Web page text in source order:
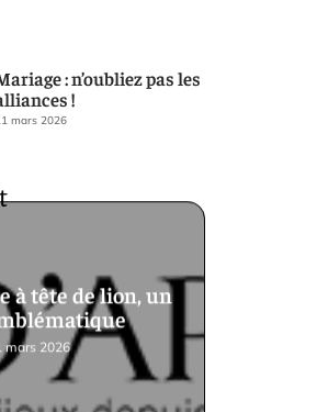
: n’oubliez pas les
!
mars 2026
à tête de lion, un
mars 2026